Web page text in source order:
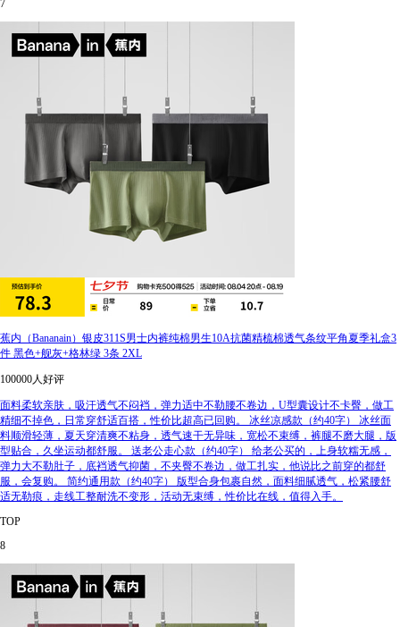
7
蕉内（Bananain）银皮311S男士内裤纯棉男生10A抗菌精梳棉透气条纹平角夏季礼盒3
件 黑色+舰灰+格林绿 3条 2XL
100000人好评
面料柔软亲肤，吸汗透气不闷裆，弹力适中不勒腰不卷边，U型囊设计不卡臀，做工
精细不掉色，日常穿舒适百搭，性价比超高已回购。 冰丝凉感款（约40字） 冰丝面
料顺滑轻薄，夏天穿清爽不粘身，透气速干无异味，宽松不束缚，裤腿不磨大腿，版
型贴合，久坐运动都舒服。 送老公走心款（约40字） 给老公买的，上身软糯无感，
弹力大不勒肚子，底裆透气抑菌，不夹臀不卷边，做工扎实，他说比之前穿的都舒
服，会复购。 简约通用款（约40字） 版型合身包裹自然，面料细腻透气，松紧腰舒
适无勒痕，走线工整耐洗不变形，活动无束缚，性价比在线，值得入手。
TOP
8